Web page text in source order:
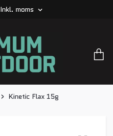
Inkl. moms
Kinetic Flax 15g